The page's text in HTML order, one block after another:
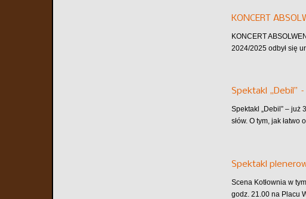
KONCERT
KONCERT
2024/2025 odbył się
Spektakl „Debil”
Spektakl „Debil” – już
słów. O tym, jak łatwo
Spektakl
Scena Kotłownia w
godz. 21.00 na Placu